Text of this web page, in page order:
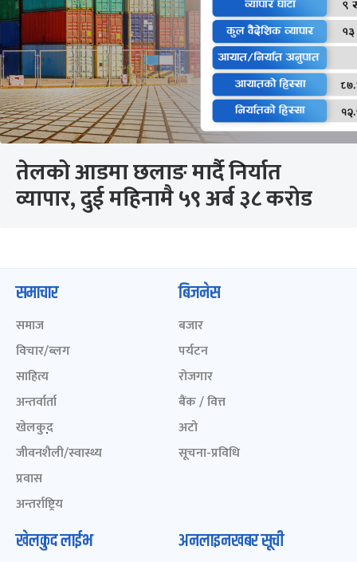
तेलको आडमा छलाङ मार्दै निर्यात
व्यापार, दुई महिनामै ५९ अर्ब ३८ करोड
समाचार
समाज
विचार/ब्लग
साहित्य
अन्तर्वार्ता
खेलकुद़़
जीवनशैली/स्वास्थ्य
प्रवास
अन्तर्राष्ट्रिय
बिजनेस
बजार
पर्यटन
रोजगार
बैंक / वित्त
अटो
सूचना-प्रविधि
खेलकुद लाईभ अनलाइनखबर सूची